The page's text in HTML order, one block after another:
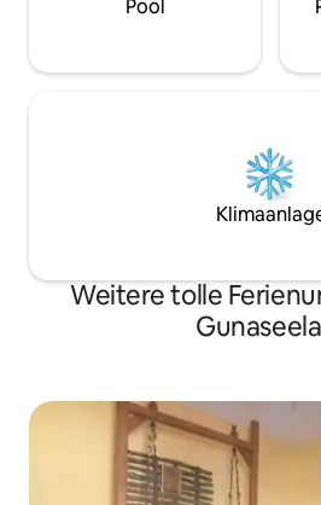
Pool
Weitere tolle